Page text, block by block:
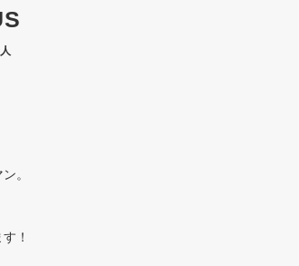
。
！